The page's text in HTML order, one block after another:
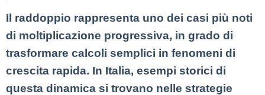
Il raddoppio rappresenta uno dei casi più noti
di moltiplicazione progressiva, in grado di
trasformare calcoli semplici in fenomeni di
crescita rapida. In Italia, esempi storici di
questa dinamica si trovano nelle strategie